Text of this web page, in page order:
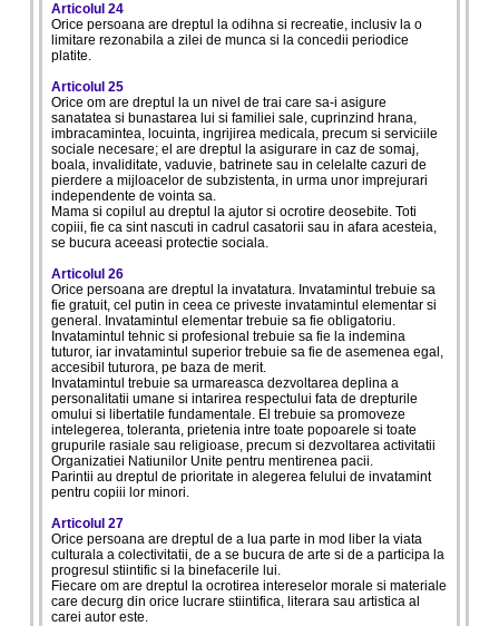
Articolul 24
Orice persoana are dreptul la odihna si recreatie, inclusiv la o
limitare rezonabila a zilei de munca si la concedii periodice
platite.
Articolul 25
Orice om are dreptul la un nivel de trai care sa-i asigure
sanatatea si bunastarea lui si familiei sale, cuprinzind hrana,
imbracamintea, locuinta, ingrijirea medicala, precum si serviciile
sociale necesare; el are dreptul la asigurare in caz de somaj,
boala, invaliditate, vaduvie, batrinete sau in celelalte cazuri de
pierdere a mijloacelor de subzistenta, in urma unor imprejurari
independente de vointa sa.
Mama si copilul au dreptul la ajutor si ocrotire deosebite. Toti
copiii, fie ca sint nascuti in cadrul casatorii sau in afara acesteia,
se bucura aceeasi protectie sociala.
Articolul 26
Orice persoana are dreptul la invatatura. Invatamintul trebuie sa
fie gratuit, cel putin in ceea ce priveste invatamintul elementar si
general. Invatamintul elementar trebuie sa fie obligatoriu.
Invatamintul tehnic si profesional trebuie sa fie la indemina
tuturor, iar invatamintul superior trebuie sa fie de asemenea egal,
accesibil tuturora, pe baza de merit.
Invatamintul trebuie sa urmareasca dezvoltarea deplina a
personalitatii umane si intarirea respectului fata de drepturile
omului si libertatile fundamentale. El trebuie sa promoveze
intelegerea, toleranta, prietenia intre toate popoarele si toate
grupurile rasiale sau religioase, precum si dezvoltarea activitatii
Organizatiei Natiunilor Unite pentru mentirenea pacii.
Parintii au dreptul de prioritate in alegerea felului de invatamint
pentru copiii lor minori.
Articolul 27
Orice persoana are dreptul de a lua parte in mod liber la viata
culturala a colectivitatii, de a se bucura de arte si de a participa la
progresul stiintific si la binefacerile lui.
Fiecare om are dreptul la ocrotirea intereselor morale si materiale
care decurg din orice lucrare stiintifica, literara sau artistica al
carei autor este.